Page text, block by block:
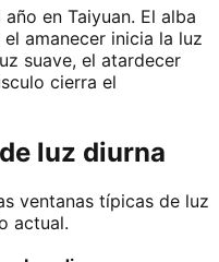
en Taiyuan. El alba
amanecer inicia la luz
suave, el atardecer
cierra el
luz diurna
ventanas típicas de luz
actual.